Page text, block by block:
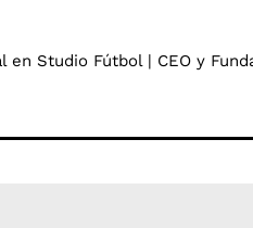
Studio Fútbol | CEO y